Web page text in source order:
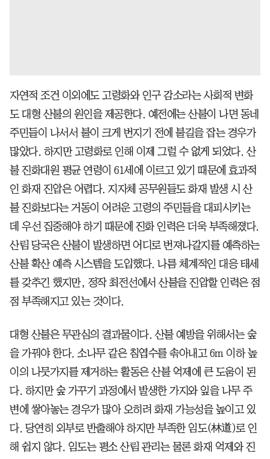
자연적 조건 이외에도 고령화와 인구 감소라는 사회적 변화
도 대형 산불의 원인을 제공한다. 예전에는 산불이 나면 동네
주민들이 나서서 불이 크게 번지기 전에 불길을 잡는 경우가
많았다. 하지만 고령화로 인해 이제 그럴 수 없게 되었다. 산
불 진화대원 평균 연령이 61세에 이르고 있기 때문에 효과적
인 화재 진압은 어렵다. 지자체 공무원들도 화재 발생 시 산
불 진화보다는 거동이 어려운 고령의 주민들을 대피시키는
데 우선 집중해야 하기 때문에 진화 인력은 더욱 부족해졌다.
산림 당국은 산불이 발생하면 어디로 번져나갈지를 예측하는
산불 확산 예측 시스템을 도입했다. 나름 체계적인 대응 태세
를 갖추긴 했지만, 정작 최전선에서 산불을 진압할 인력은 점
점 부족해지고 있는 것이다.
대형 산불은 무관심의 결과물이다. 산불 예방을 위해서는 숲
을 가꿔야 한다. 소나무 같은 침엽수를 솎아내고 6m 이하 높
이의 나뭇가지를 제거하는 활동은 산불 억제에 큰 도움이 된
다. 하지만 숲 가꾸기 과정에서 발생한 가지와 잎을 나무 주
변에 쌓아놓는 경우가 많아 오히려 화재 가능성을 높이고 있
다. 당연히 외부로 반출해야 하지만 부족한 임도(林道)로 인
해 쉽지 않다. 임도는 평소 산림 관리는 물론 화재 억제와 진